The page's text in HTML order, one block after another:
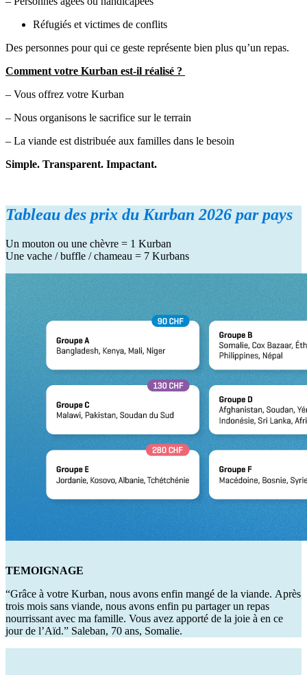
Réfugiés et victimes de conflits
Des personnes pour qui ce geste représente bien plus qu’un repas.
Comment votre Kurban est-il réalisé ?
– Vous offrez votre Kurban
– Nous organisons le sacrifice sur le terrain
– La viande est distribuée aux familles dans le besoin
Simple. Transparent. Impactant.
Tableau des prix du Kurban 2026 par pays
Un mouton ou une chèvre = 1 Kurban
Une vache / buffle / chameau = 7 Kurbans
TEMOIGNAGE
“Grâce à votre Kurban, nous avons enfin mangé de la viande. Après
trois mois sans viande, nous avons enfin pu partager un repas
nourrissant avec ma famille. Vous avez apporté de la joie à en ce
jour de l’Aïd.” Saleban, 70 ans, Somalie.